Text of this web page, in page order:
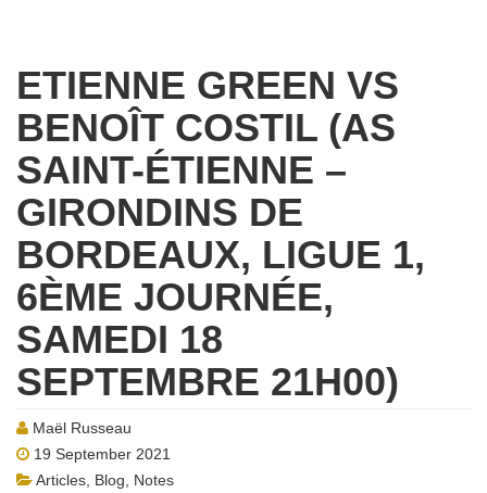
ETIENNE GREEN VS
BENOÎT COSTIL (AS
SAINT-ÉTIENNE –
GIRONDINS DE
BORDEAUX, LIGUE 1,
6ÈME JOURNÉE,
SAMEDI 18
SEPTEMBRE 21H00)
Maël Russeau
19 September 2021
Articles Blog
Notes